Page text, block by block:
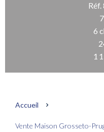
6
1
Accueil
Vente Maison Grosseto-